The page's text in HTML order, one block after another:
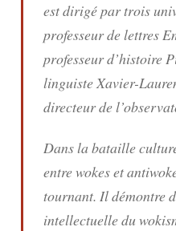
est dirigé par trois
professeur de lettres
professeur d’histoire
linguiste Xavier-
directeur de
Dans la bataille
entre wokes et
tournant. Il démontre
intellectuelle du